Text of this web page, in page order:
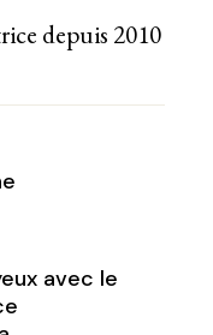
depuis 2010
avec le